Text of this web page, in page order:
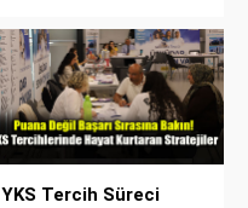
YKS Tercih Süreci